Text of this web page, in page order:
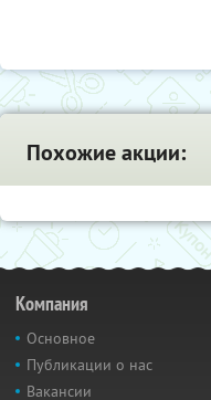
Похожие акции:
Компания
Основное
Публикации о нас
Вакансии